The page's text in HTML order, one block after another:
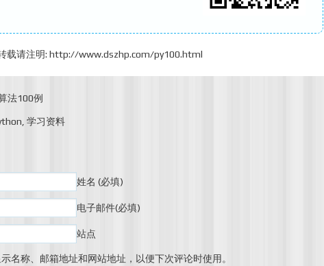
载请注明: http://www.dszhp.com/py100.html
法100例
学习资料
姓名 (必填)
电子邮件(必填)
站点
名称、邮箱地址和网站地址，以便下次评论时使用。